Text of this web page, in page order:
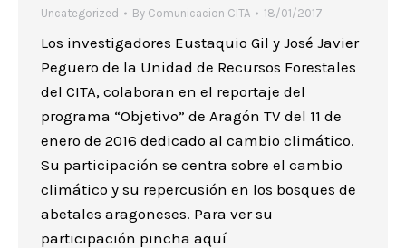
Uncategorized By Comunicacion CITA 18/01/2017
Los investigadores Eustaquio Gil y José Javier
Peguero de la Unidad de Recursos Forestales
del CITA, colaboran en el reportaje del
programa “Objetivo” de Aragón TV del 11 de
enero de 2016 dedicado al cambio climático.
Su participación se centra sobre el cambio
climático y su repercusión en los bosques de
abetales aragoneses. Para ver su
participación pincha aquí